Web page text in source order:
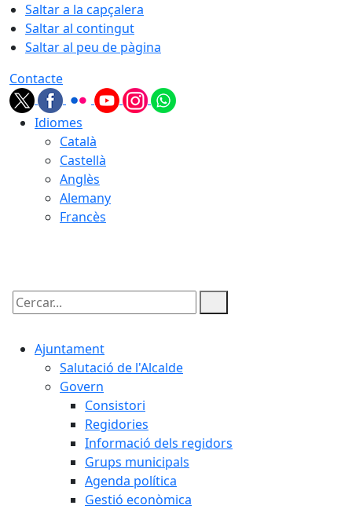
Saltar a la capçalera
Saltar al contingut
Saltar al peu de pàgina
Contacte
Idiomes
Català
Castellà
Anglès
Alemany
Francès
Cercar:
Ajuntament
Salutació de l'Alcalde
Govern
Consistori
Regidories
Informació dels regidors
Grups municipals
Agenda política
Gestió econòmica